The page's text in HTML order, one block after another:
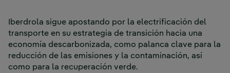
Iberdrola sigue apostando por la electrificación del
transporte en su estrategia de transición hacia una
economía descarbonizada, como palanca clave para la
reducción de las emisiones y la contaminación, así
como para la recuperación verde.